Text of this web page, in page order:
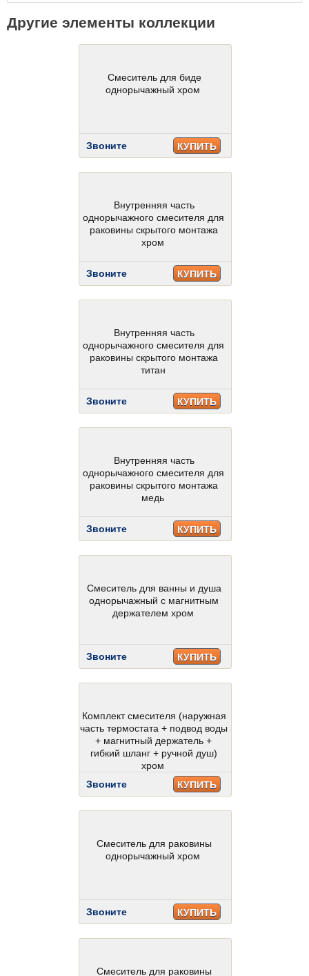
Другие элементы коллекции
Смеситель для биде
однорычажный хром
Звоните КУПИТЬ
Внутренняя часть
однорычажного смесителя для
раковины скрытого монтажа
хром
Звоните КУПИТЬ
Внутренняя часть
однорычажного смесителя для
раковины скрытого монтажа
титан
Звоните КУПИТЬ
Внутренняя часть
однорычажного смесителя для
раковины скрытого монтажа
медь
Звоните КУПИТЬ
Смеситель для ванны и душа
однорычажный с магнитным
держателем хром
Звоните КУПИТЬ
Комплект смесителя (наружная
часть термостата + подвод воды
+ магнитный держатель +
гибкий шланг + ручной душ)
хром
Звоните
КУПИТЬ
Смеситель для раковины
однорычажный хром
Звоните КУПИТЬ
Смеситель для раковины